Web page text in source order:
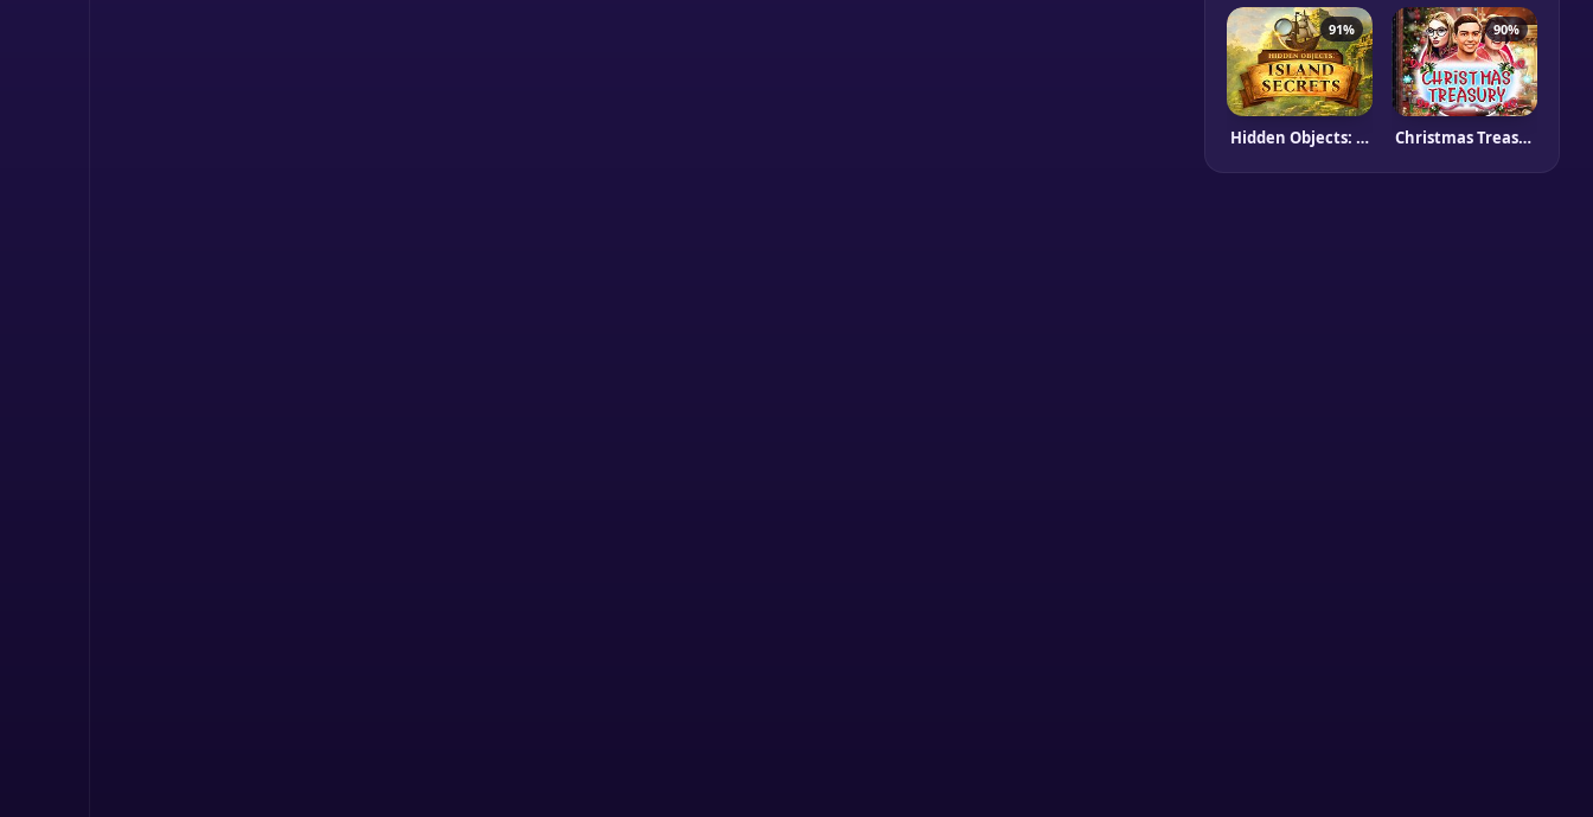
91%
Hidden Objects: Island Secrets
90%
Christmas Treasury